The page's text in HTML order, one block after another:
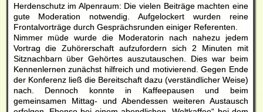
Herdenschutz im Alpenraum: Die vielen Beiträge machten eine
gute Moderation notwendig. Aufgelockert wurden reine
Frontalvorträge durch Gesprächsrunden einiger Referenten.
Nimmer müde wurde die Moderatorin nach nahezu jedem
Vortrag die Zuhörerschaft aufzufordern sich 2 Minuten mit
Sitznachbarn über Gehörtes auszutauschen. Dies war beim
Kennenlernen zunächst hilfreich und motivierend. Gegen Ende
der Konferenz ließ die Bereitschaft dazu (verständlicher Weise)
nach. Dennoch konnte in Kaffeepausen und beim
gemeinsamen Mittag- und Abendessen weiteren Austausch